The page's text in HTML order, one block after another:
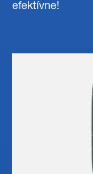
efektívne!